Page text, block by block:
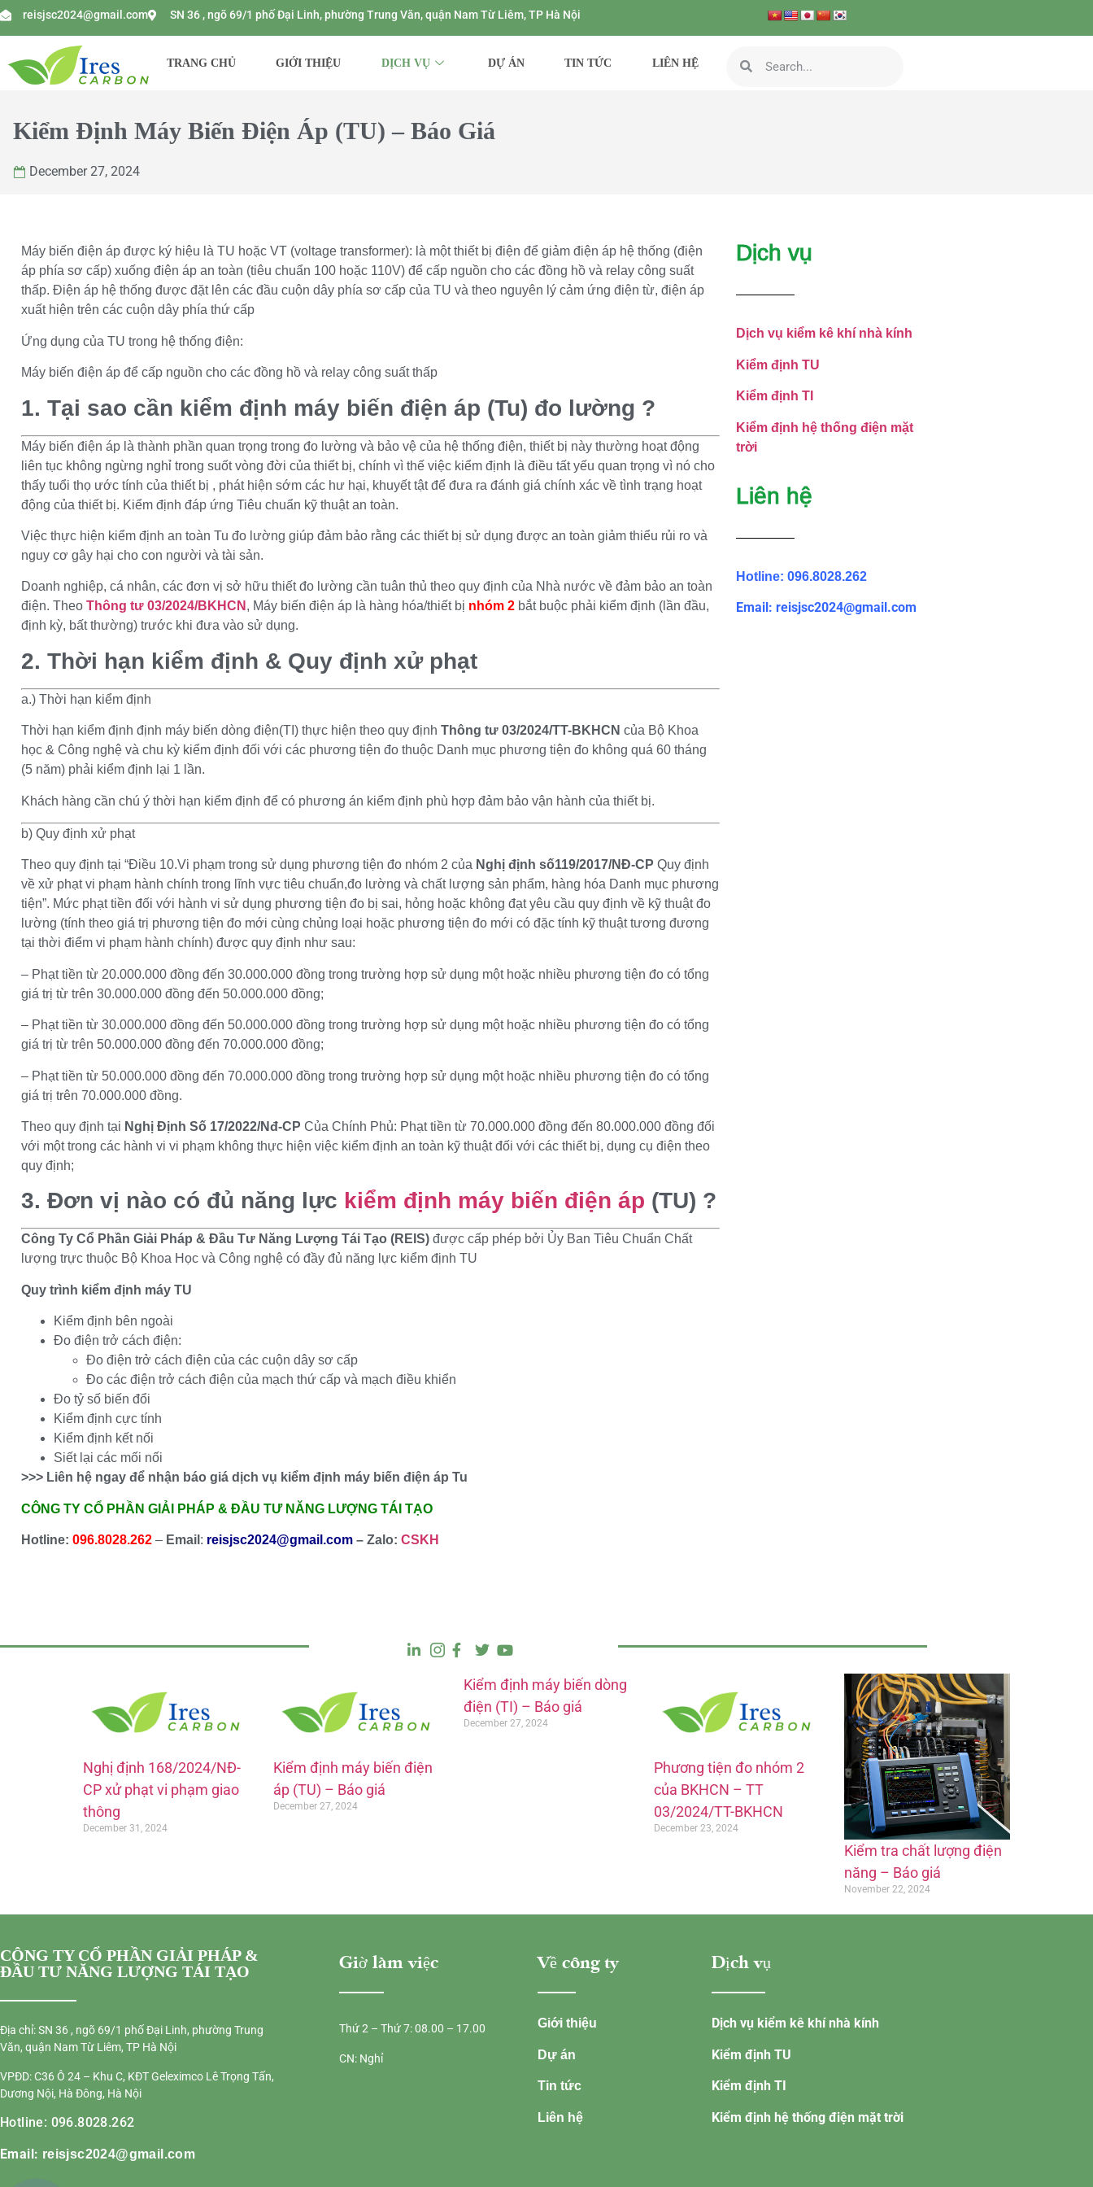
reisjsc2024@gmail.com SN 36 , ngõ 69/1 phố Đại Linh, phường Trung Văn, quận Nam Từ Liêm, TP Hà Nội
TRANG CHỦ GIỚI THIỆU DỊCH VỤ DỰ ÁN TIN TỨC LIÊN HỆ
Kiểm Định Máy Biến Điện Áp (TU) – Báo Giá
December 27, 2024
Máy biến điện áp được ký hiệu là TU hoặc VT (voltage transformer): là một thiết bị điện để giảm điện áp hệ thống (điện
áp phía sơ cấp) xuống điện áp an toàn (tiêu chuẩn 100 hoặc 110V) để cấp nguồn cho các đồng hồ và relay công suất
thấp. Điện áp hệ thống được đặt lên các đầu cuộn dây phía sơ cấp của TU và theo nguyên lý cảm ứng điện từ, điện áp
xuất hiện trên các cuộn dây phía thứ cấp
Ứng dụng của TU trong hệ thống điện:
Máy biến điện áp để cấp nguồn cho các đồng hồ và relay công suất thấp
1. Tại sao cần kiểm định máy biến điện áp (Tu) đo lường ?
Máy biến điện áp là thành phần quan trọng trong đo lường và bảo vệ của hệ thống điện, thiết bị này thường hoạt động
liên tục không ngừng nghỉ trong suốt vòng đời của thiết bị, chính vì thế việc kiểm định là điều tất yếu quan trọng vì nó cho
thấy tuổi thọ ước tính của thiết bị , phát hiện sớm các hư hại, khuyết tật để đưa ra đánh giá chính xác về tình trạng hoạt
động của thiết bị. Kiểm định đáp ứng Tiêu chuẩn kỹ thuật an toàn.
Việc thực hiện kiểm định an toàn Tu đo lường giúp đảm bảo rằng các thiết bị sử dụng được an toàn giảm thiểu rủi ro và
nguy cơ gây hại cho con người và tài sản.
Doanh nghiệp, cá nhân, các đơn vị sở hữu thiết đo lường cần tuân thủ theo quy định của Nhà nước về đảm bảo an toàn
điện. Theo Thông tư 03/2024/BKHCN , Máy biến điện áp là hàng hóa/thiết bị nhóm 2 bắt buộc phải kiểm định (lần đầu,
định kỳ, bất thường) trước khi đưa vào sử dụng.
2. Thời hạn kiểm định & Quy định xử phạt
a.) Thời hạn kiểm định
Thời hạn kiểm định định máy biến dòng điện(TI) thực hiện theo quy định Thông tư 03/2024/TT-BKHCN của Bộ Khoa
học & Công nghệ và chu kỳ kiểm định đối với các phương tiện đo thuộc Danh mục phương tiện đo không quá 60 tháng
(5 năm) phải kiểm định lại 1 lần.
Khách hàng cần chú ý thời hạn kiểm định để có phương án kiểm định phù hợp đảm bảo vận hành của thiết bị.
b) Quy định xử phạt
Theo quy định tại “Điều 10.Vi phạm trong sử dụng phương tiện đo nhóm 2 của Nghị định số119/2017/NĐ-CP Quy định
về xử phạt vi phạm hành chính trong lĩnh vực tiêu chuẩn,đo lường và chất lượng sản phẩm, hàng hóa Danh mục phương
tiện”. Mức phạt tiền đối với hành vi sử dụng phương tiện đo bị sai, hỏng hoặc không đạt yêu cầu quy định về kỹ thuật đo
lường (tính theo giá trị phương tiện đo mới cùng chủng loại hoặc phương tiện đo mới có đặc tính kỹ thuật tương đương
tại thời điểm vi phạm hành chính) được quy định như sau:
– Phạt tiền từ 20.000.000 đồng đến 30.000.000 đồng trong trường hợp sử dụng một hoặc nhiều phương tiện đo có tổng
giá trị từ trên 30.000.000 đồng đến 50.000.000 đồng;
– Phạt tiền từ 30.000.000 đồng đến 50.000.000 đồng trong trường hợp sử dụng một hoặc nhiều phương tiện đo có tổng
giá trị từ trên 50.000.000 đồng đến 70.000.000 đồng;
– Phạt tiền từ 50.000.000 đồng đến 70.000.000 đồng trong trường hợp sử dụng một hoặc nhiều phương tiện đo có tổng
giá trị trên 70.000.000 đồng.
Theo quy định tại Nghị Định Số 17/2022/Nđ-CP Của Chính Phủ: Phạt tiền từ 70.000.000 đồng đến 80.000.000 đồng đối
với một trong các hành vi vi phạm không thực hiện việc kiểm định an toàn kỹ thuật đối với các thiết bị, dụng cụ điện theo
quy định;
3. Đơn vị nào có đủ năng lực kiểm định máy biến điện áp (TU) ?
Công Ty Cổ Phần Giải Pháp & Đầu Tư Năng Lượng Tái Tạo (REIS) được cấp phép bởi Ủy Ban Tiêu Chuẩn Chất
lượng trực thuộc Bộ Khoa Học và Công nghệ có đầy đủ năng lực kiểm định TU
Quy trình kiểm định máy TU
Kiểm định bên ngoài
Đo điện trở cách điện:
Đo điện trở cách điện của các cuộn dây sơ cấp
Đo các điện trở cách điện của mạch thứ cấp và mạch điều khiển
Đo tỷ số biến đổi
Kiểm định cực tính
Kiểm định kết nối
Siết lại các mối nối
>>> Liên hệ ngay để nhận báo giá dịch vụ kiểm định máy biến điện áp Tu
CÔNG TY CỔ PHẦN GIẢI PHÁP & ĐẦU TƯ NĂNG LƯỢNG TÁI TẠO
Hotline: 096.8028.262 – Email : reisjsc2024@gmail.com – Zalo: CSKH
Dịch vụ
Dịch vụ kiểm kê khí nhà kính
Kiểm định TU
Kiểm định TI
Kiểm định hệ thống điện mặt
trời
Liên hệ
Hotline: 096.8028.262
Email: reisjsc2024@gmail.com
Nghị định 168/2024/NĐ-
CP xử phạt vi phạm giao
thông
December 31, 2024
Kiểm định máy biến điện
áp (TU) – Báo giá
December 27, 2024
Kiểm định máy biến dòng
điện (TI) – Báo giá
December 27, 2024
Phương tiện đo nhóm 2
của BKHCN – TT
03/2024/TT-BKHCN
December 23, 2024
Kiểm tra chất lượng điện
năng – Báo giá
November 22, 2024
CÔNG TY CỔ PHẦN GIẢI PHÁP &
ĐẦU TƯ NĂNG LƯỢNG TÁI TẠO
Địa chỉ: SN 36 , ngõ 69/1 phố Đại Linh, phường Trung
Văn, quận Nam Từ Liêm, TP Hà Nội
VPĐD: C36 Ô 24 – Khu C, KĐT Geleximco Lê Trọng Tấn,
Dương Nội, Hà Đông, Hà Nội
Hotline: 096.8028.262
Email: reisjsc2024@gmail.com
Giờ làm việc
Thứ 2 – Thứ 7: 08.00 – 17.00
CN: Nghỉ
Về công ty
Giới thiệu
Dự án
Tin tức
Liên hệ
Dịch vụ
Dịch vụ kiểm kê khí nhà kính
Kiểm định TU
Kiểm định TI
Kiểm định hệ thống điện mặt trời